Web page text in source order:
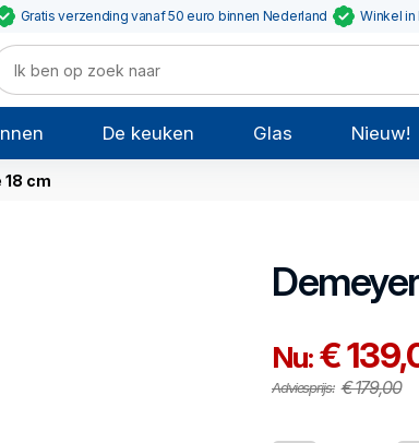
Gratis verzending vanaf 50 euro binnen Nederland Winkel
De keuken Glas Nieuw!
cm
Nu:€
Adviesprijs: € 179,00